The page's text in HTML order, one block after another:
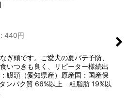
: 440円
ぎ頭です。ご愛犬の夏バテ予防、
いつきも良く、リピーター様続出
鰻頭（愛知県産）原産国：国産保
ンパク質 66%以上 粗脂肪 19%以